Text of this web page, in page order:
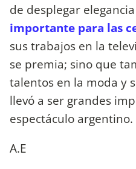
de desplegar
importante para las
sus trabajos en la
se premia; sino que
talentos en la moda y
llevó a ser grandes
espectáculo argentino.
A.E